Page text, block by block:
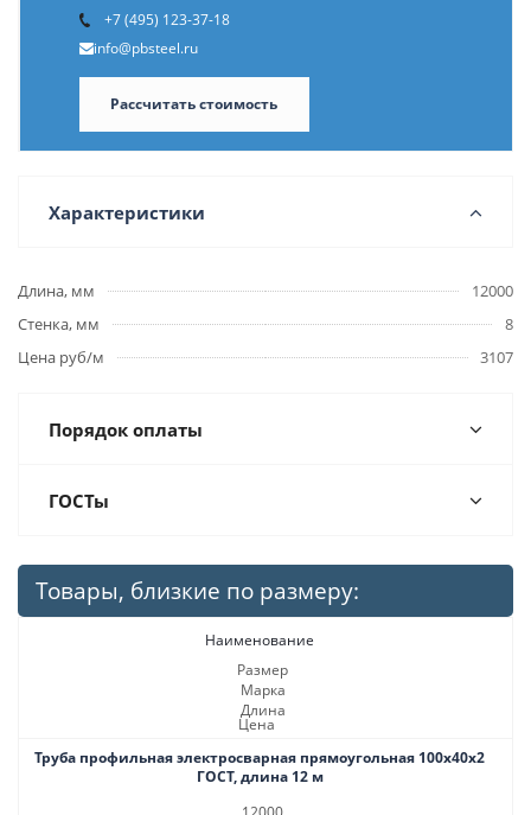
+7 (495) 123-37-18
info@pbsteel.ru
Рассчитать стоимость
Характеристики
Длина, мм
12000
Стенка, мм
8
Цена руб/м
3107
Порядок оплаты
ГОСТы
Товары, близкие по размеру:
Наименование
Размер
Марка
Длина
Цена
Труба профильная электросварная прямоугольная 100х40х2
ГОСТ, длина 12 м